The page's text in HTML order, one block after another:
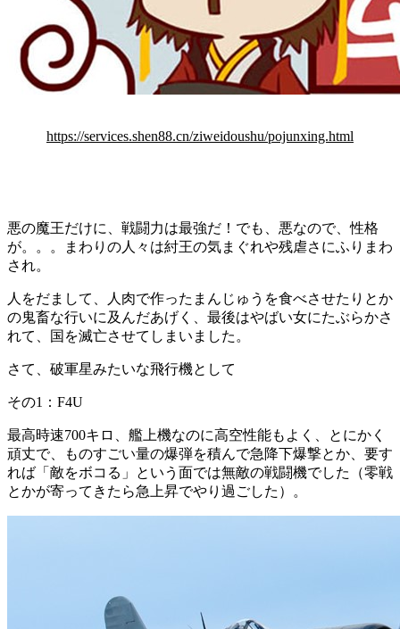
https://services.shen88.cn/ziweidoushu/pojunxing.html
悪の魔王だけに、戦闘力は最強だ！でも、悪なので、性格
が。。。まわりの人々は紂王の気まぐれや残虐さにふりまわ
され。
人をだまして、人肉で作ったまんじゅうを食べさせたりとか
の鬼畜な行いに及んだあげく、最後はやばい女にたぶらかさ
れて、国を滅亡させてしまいました。
さて、破軍星みたいな飛行機として
その1：F4U
最高時速700キロ、艦上機なのに高空性能もよく、とにかく
頑丈で、ものすごい量の爆弾を積んで急降下爆撃とか、要す
れば「敵をボコる」という面では無敵の戦闘機でした（零戦
とかが寄ってきたら急上昇でやり過ごした）。